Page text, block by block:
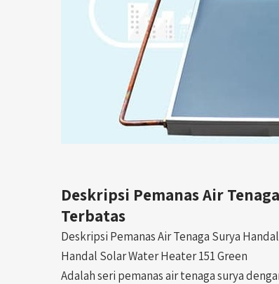
Deskripsi Pemanas Air
Terbatas
Deskripsi Pemanas Air Tenaga Surya
Handal Solar Water Heater 151 Green
Adalah seri pemanas air tenaga surya